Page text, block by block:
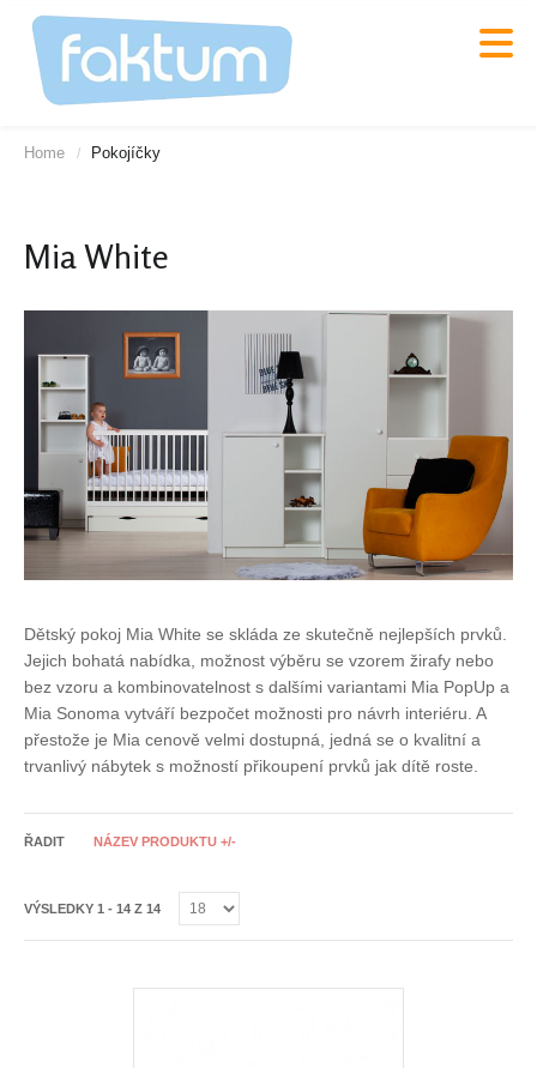
Home / Pokojíčky
Mia White
Dětský pokoj Mia White se skláda ze skutečně nejlepších prvků.
Jejich bohatá nabídka, možnost výběru se vzorem žirafy nebo
bez vzoru a kombinovatelnost s dalšími variantami Mia PopUp a
Mia Sonoma vytváří bezpočet možnosti pro návrh interiéru. A
přestože je Mia cenově velmi dostupná, jedná se o kvalitní a
trvanlivý nábytek s možností přikoupení prvků jak dítě roste.
ŘADIT NÁZEV PRODUKTU +/-
VÝSLEDKY 1 - 14 Z 14